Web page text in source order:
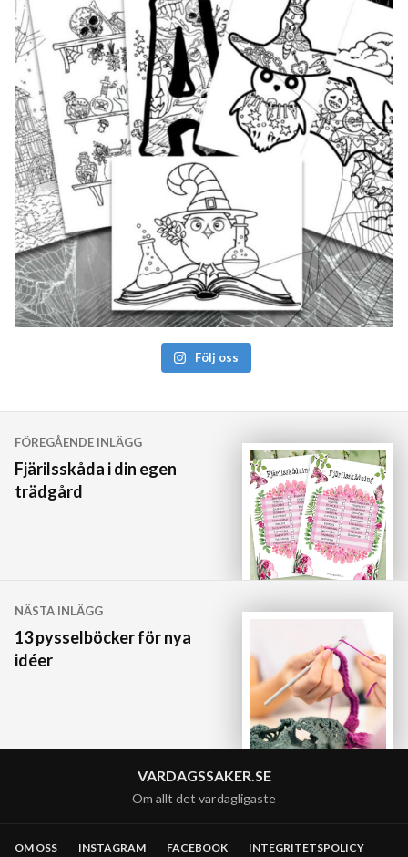
Följ oss
Inläggsnavigering
FÖREGÅENDE INLÄGG
Fjärilsskåda i din egen
trädgård
NÄSTA INLÄGG
13 pysselböcker för nya
idéer
VARDAGSSAKER.SE
Om allt det vardagligaste
OM OSS INSTAGRAM FACEBOOK INTEGRITETSPOLICY